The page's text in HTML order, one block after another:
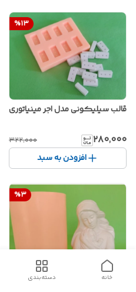
%13
قالب سیلیکونی مدل اجر مینیاتوری
۲۸۰٬۰۰۰ ۳۲۲٬۰۰۰
افزودن به سبد
%3
دسته‌بندی خانه